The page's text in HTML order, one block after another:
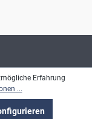
Erfahrung
...